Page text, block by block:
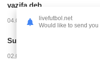
vazifa deb...
04.08.2026 02:11 14283
Superliga. “Buxoro” -
02.08.2026 03:08
livefutbol.net
Would like to send